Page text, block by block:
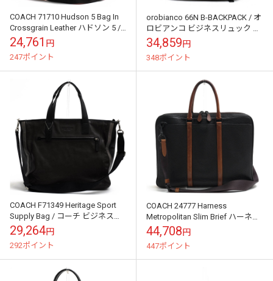
COACH 71710 Hudson 5 Bag In
Crossgrain Leather ハドソン 5 /
コーチ クロスグレ...
24,761 円
247ポイント
orobianco 66N B-BACKPACK / オ
ロビアンコ ビジネスリュック 防
水仕様 一部牛革 オリーブ・カー
キ リュッ...
34,859円
348ポイント
COACH F71349 Heritage Sport
Supply Bag / コーチ ビジネスト
ート 牛革 カーフ ノートPC...
29,264円
292ポイント
COACH 24777 Harness
Metropolitan Slim Brief ハーネス
メトロポリタン スリム ブリー
44,708円
447ポイント